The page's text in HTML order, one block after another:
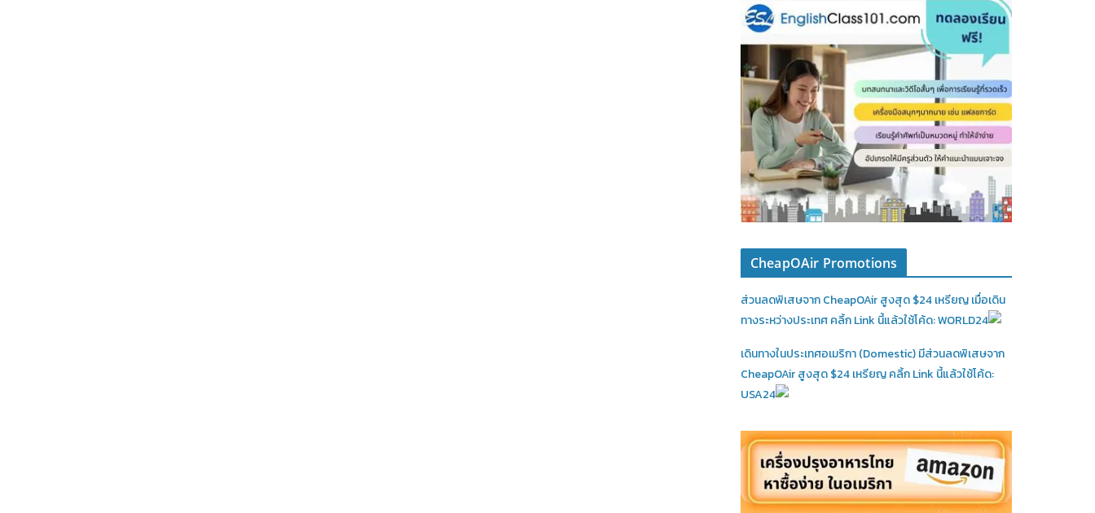
CheapOAir Promotions
ส่วนลดพิเสษจาก CheapOAir สูงสุด $24 เหรียญ เมื่อเดิน
ทางระหว่างประเทศ คลิ้ก Link นี้แล้วใช้โค้ด: WORLD24
เดินทางในประเทศอเมริกา (Domestic)มีส่วนลดพิเสษจาก
CheapOAir สูงสุด $24 เหรียญ คลิ้ก Link นี้แล้วใช้โค้ด:
USA24